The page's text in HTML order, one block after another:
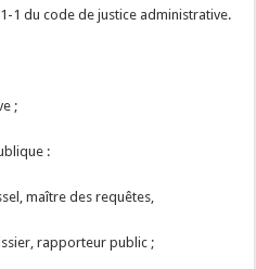
1 du code de justice administrative.
;
:
maître des requêtes,
rapporteur public ;